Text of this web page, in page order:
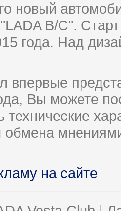
новый
B/C".
года. Над
впервые
Вы можете
технические
на сайте